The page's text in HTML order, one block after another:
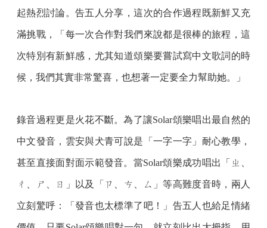
起熱烈討論。告五人分享，這次的合作過程既新鮮又充
滿挑戰，「每一次合作對我們來說都是很棒的旅程，這
次特別有新鮮感，尤其知道頌樂要嘗試寫中文歌詞的時
候，我們其實非常驚喜，也想著一定要全力幫助她。」
錄音過程更是火花不斷。為了讓Solar頌樂唱出最自然的
中文發音，雲安與犬青可說是「一字一字」耐心教學，
甚至直接面對面示範發音。當Solar頌樂成功唱出「ㄓ、
ㄔ、ㄕ、ㄖ」以及「ㄗ、ㄘ、ㄙ」等高難度音時，兩人
立刻驚呼：「發音也太標準了吧！」告五人也給足情緒